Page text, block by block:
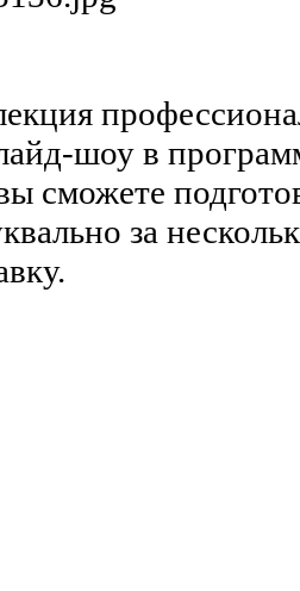
шоу в
сможете
за